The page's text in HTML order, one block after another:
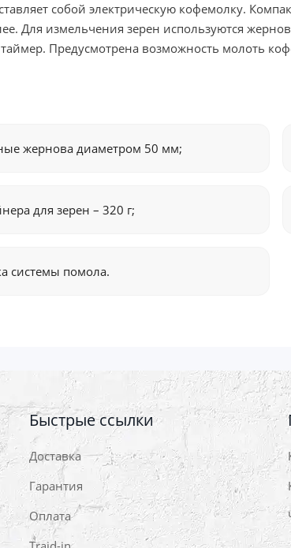
собой электрическую кофемолку.
Для измельчения зерен используются
Предусмотрена возможность молоть
жернова диаметром 50 мм;
для зерен – 320 г;
системы помола.
Быстрые ссылки
Доставка
Гарантия
Оплата